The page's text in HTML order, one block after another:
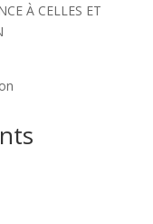
À CELLES ET